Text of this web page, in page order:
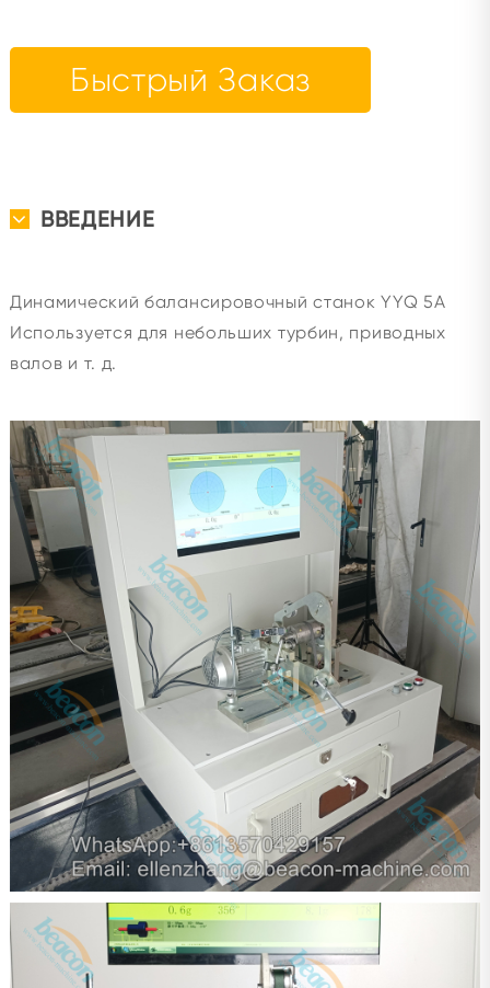
Быстрый Заказ
ВВЕДЕНИЕ
Динамический балансировочный станок YYQ 5A
Используется для небольших турбин, приводных
валов и т. д.